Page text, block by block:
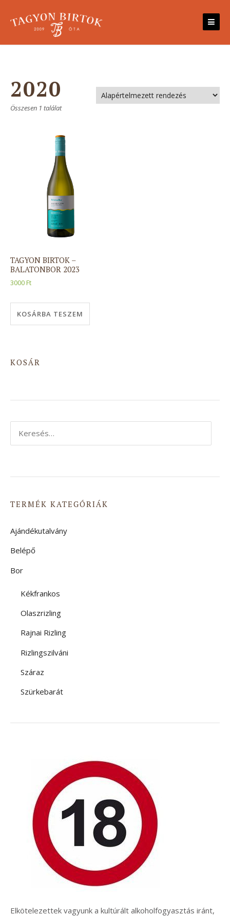
2020
Összesen 1 találat
TAGYON BIRTOK –
BALATONBOR 2023
3000Ft
KOSÁRBA TESZEM
KOSÁR
TERMÉK KATEGÓRIÁK
Ajándékutalvány
Belépő
Bor
Kékfrankos
Olaszrizling
Rajnai Rizling
Rizlingszilváni
Száraz
Szürkebarát
Elkötelezettek vagyunk a kultúrált alkoholfogyasztás iránt,